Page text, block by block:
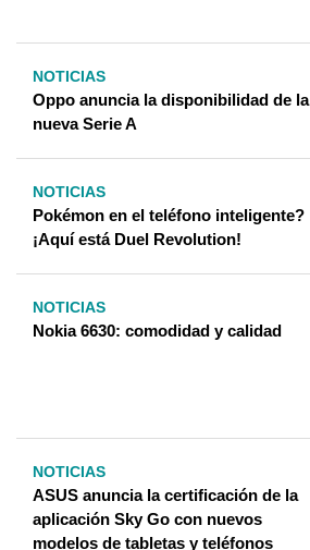
NOTICIAS
Oppo anuncia la disponibilidad de la
nueva Serie A
NOTICIAS
Pokémon en el teléfono inteligente?
¡Aquí está Duel Revolution!
NOTICIAS
Nokia 6630: comodidad y calidad
NOTICIAS
ASUS anuncia la certificación de la
aplicación Sky Go con nuevos
modelos de tabletas y teléfonos